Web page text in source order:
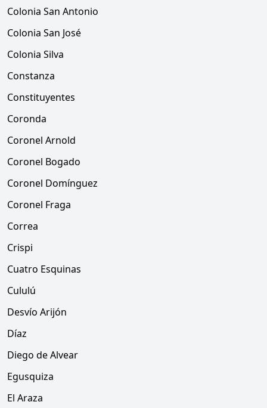
Colonia San Antonio
Colonia San José
Colonia Silva
Constanza
Constituyentes
Coronda
Coronel Arnold
Coronel Bogado
Coronel Domínguez
Coronel Fraga
Correa
Crispi
Cuatro Esquinas
Cululú
Desvío Arijón
Díaz
Diego de Alvear
Egusquiza
El Araza